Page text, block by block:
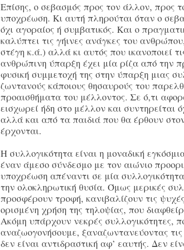
Επίσης, ο σεβασμός προς τον άλλον, προς
υποχρέωση. Κι αυτή πληρούται όταν ο
όχι αγοραίος ή συμβατικός. Και ο
καλύπτει τις γήινες ανάγκες του
στέγη κ.ά.) αλλά κι αυτός που ικανοποιεί
ανθρώπινη ύπαρξη έχει μία ρίζα από την
φυσική συμμετοχή της στην ύπαρξη μιας
ζωντανούς κάποιους θησαυρούς του
προαισθήματα του μέλλοντος. Σε ό,τι
εισχωρεί ήδη στο μέλλον και συντηρείται
αλλά και από τα παιδιά που θα έρθουν
έρχονται.
Η συλλογικότητα είναι η μοναδική
έναν άμεσο σύνδεσμο με τον αιώνιο
υποχρέωση απέναντι σε μία
την ολοκληρωτική θυσία. Όμως μερικές
προσφέρουν τροφή, κανιβαλίζουν τις
ορισμένη χρήση της τηλοψίας, που
Ακόμη υπάρχουν νεκρές συλλογικότητες,
αναζωογονήσουμε, ξαναζωντανεύοντας
δεν είναι αντιδραστική αφ’ εαυτής. Δεν